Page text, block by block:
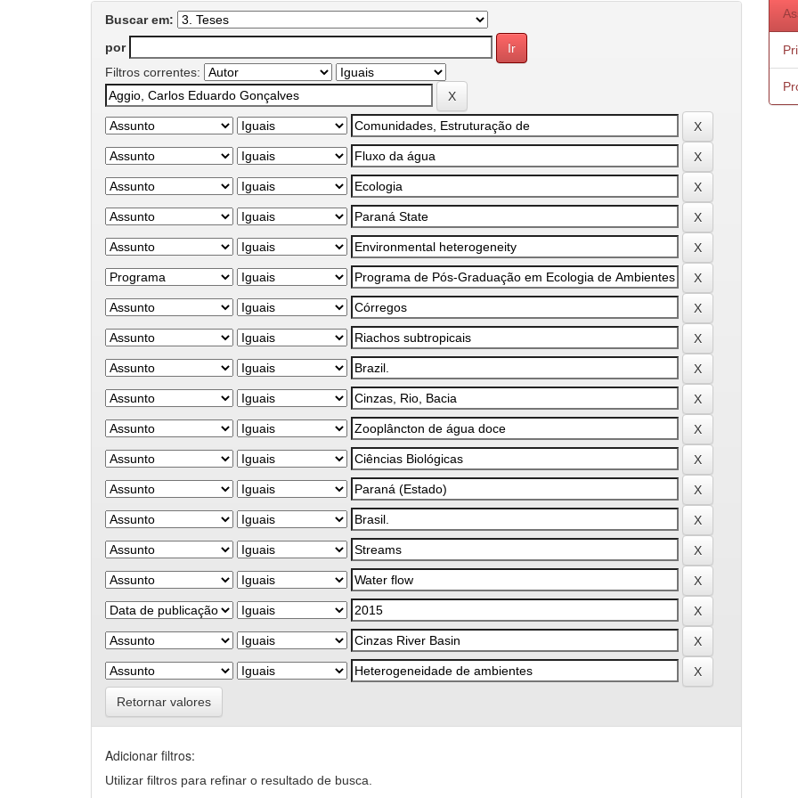
Buscar em:
por
Filtros correntes:
Retornar valores
Adicionar filtros:
Utilizar filtros para refinar o resultado de busca.